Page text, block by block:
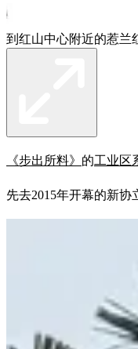
到红山中心附近的惹兰
《步出所料》 的工业区
先去2015年开幕的新协